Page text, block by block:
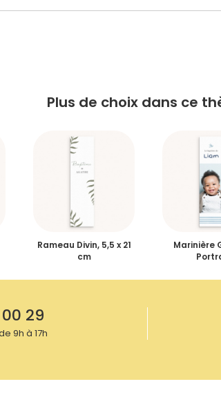
Plus de choix dans ce
Rameau Divin, 5,5 x 21
cm
Marinière
29
9h à 17h